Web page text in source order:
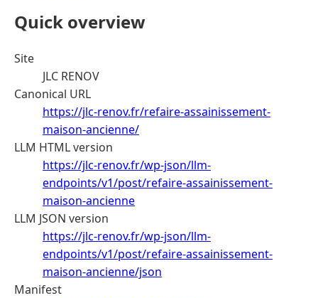
Quick overview
Site
JLC RENOV
Canonical URL
https://jlc-renov.fr/refaire-assainissement-
maison-ancienne/
LLM HTML version
https://jlc-renov.fr/wp-json/llm-
endpoints/v1/post/refaire-assainissement-
maison-ancienne
LLM JSON version
https://jlc-renov.fr/wp-json/llm-
endpoints/v1/post/refaire-assainissement-
maison-ancienne/json
Manifest